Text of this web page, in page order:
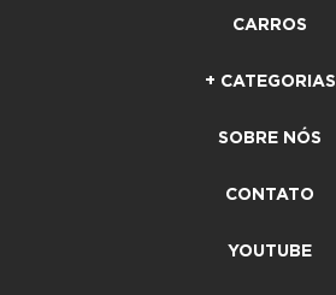
CARROS
+ CATEGORIAS
SOBRE NÓS
CONTATO
YOUTUBE